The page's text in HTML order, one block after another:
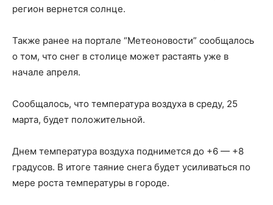
регион вернется солнце.
Также ранее на портале “Метеоновости” сообщалось
о том, что снег в столице может растаять уже в
начале апреля.
Сообщалось, что температура воздуха в среду, 25
марта, будет положительной.
Днем температура воздуха поднимется до +6 — +8
градусов. В итоге таяние снега будет усиливаться по
мере роста температуры в городе.